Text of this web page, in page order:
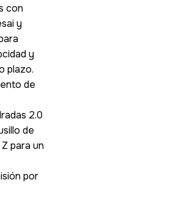
con
y
y
plazo.
de
2.0
de
para un
por